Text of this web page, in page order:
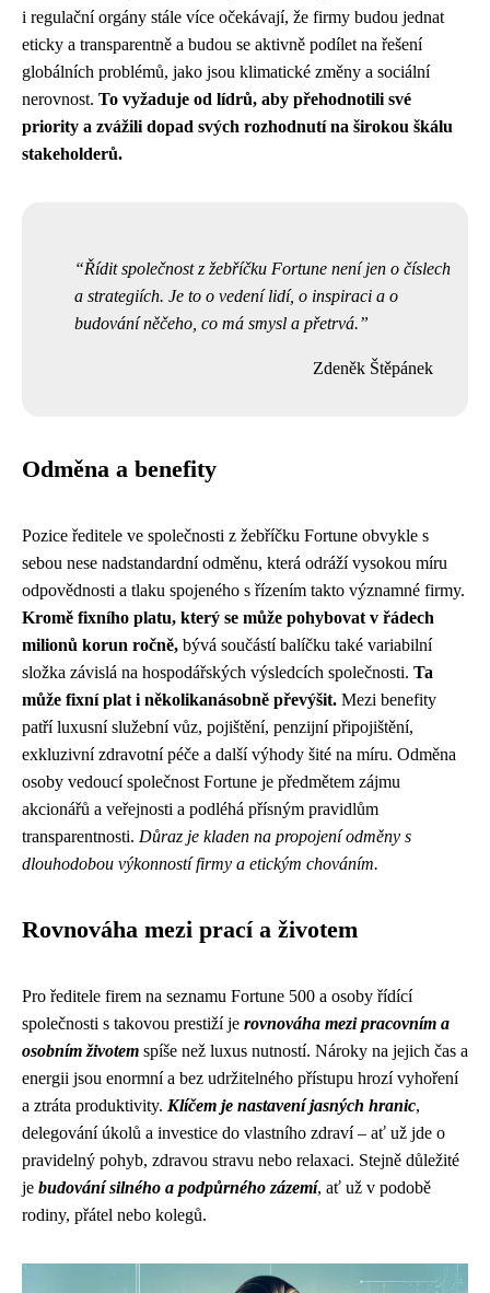
i regulační orgány stále více očekávají, že firmy budou jednat
eticky a transparentně a budou se aktivně podílet na řešení
globálních problémů, jako jsou klimatické změny a sociální
nerovnost. To vyžaduje od lídrů, aby přehodnotili své
priority a zvážili dopad svých rozhodnutí na širokou škálu
stakeholderů.
Řídit společnost z žebříčku Fortune není jen o číslech
a strategiích. Je to o vedení lidí, o inspiraci a o
budování něčeho, co má smysl a přetrvá.
Zdeněk Štěpánek
Odměna a benefity
Pozice ředitele ve společnosti z žebříčku Fortune obvykle s
sebou nese nadstandardní odměnu, která odráží vysokou míru
odpovědnosti a tlaku spojeného s řízením takto významné firmy.
Kromě fixního platu, který se může pohybovat v řádech
milionů korun ročně, bývá součástí balíčku také variabilní
složka závislá na hospodářských výsledcích společnosti. Ta
může fixní plat i několikanásobně převýšit. Mezi benefity
patří luxusní služební vůz, pojištění, penzijní připojištění,
exkluzivní zdravotní péče a další výhody šité na míru. Odměna
osoby vedoucí společnost Fortune je předmětem zájmu
akcionářů a veřejnosti a podléhá přísným pravidlům
transparentnosti. Důraz je kladen na propojení odměny s
dlouhodobou výkonností firmy a etickým chováním.
Rovnováha mezi prací a životem
Pro ředitele firem na seznamu Fortune 500 a osoby řídící
společnosti s takovou prestiží je rovnováha mezi pracovním a
osobním životem spíše než luxus nutností. Nároky na jejich čas a
energii jsou enormní a bez udržitelného přístupu hrozí vyhoření
a ztráta produktivity. Klíčem je nastavení jasných hranic,
delegování úkolů a investice do vlastního zdraví – ať už jde o
pravidelný pohyb, zdravou stravu nebo relaxaci. Stejně důležité
je budování silného a podpůrného zázemí, ať už v podobě
rodiny, přátel nebo kolegů.